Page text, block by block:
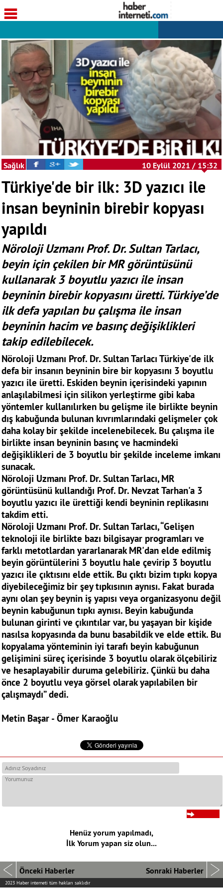
Sağlık 10 Eylül 2021 / 15:32
Türkiye'de bir ilk: 3D yazıcı ile
insan beyninin birebir kopyası
yapıldı
Nöroloji Uzmanı Prof. Dr. Sultan Tarlacı,
beyin için çekilen bir MR görüntüsünü
kullanarak 3 boyutlu yazıcı ile insan
beyninin birebir kopyasını üretti. Türkiye’de
ilk defa yapılan bu çalışma ile insan
beyninin hacim ve basınç değişiklikleri
takip edilebilecek.
Nöroloji Uzmanı Prof. Dr. Sultan Tarlacı Türkiye'de ilk
defa bir insanın beyninin bire bir kopyasını 3 boyutlu
yazıcı ile üretti. Eskiden beynin içerisindeki yapının
anlaşılabilmesi için silikon yerleştirme gibi kaba
yöntemler kullanılırken bu gelişme ile birlikte beynin
dış kabuğunda bulunan kıvrımlarındaki gelişmeler çok
daha kolay bir şekilde incelenebilecek. Bu çalışma ile
birlikte insan beyninin basınç ve hacmindeki
değişiklikleri de 3 boyutlu bir şekilde inceleme imkanı
sunacak.
Nöroloji Uzmanı Prof. Dr. Sultan Tarlacı, MR
görüntüsünü kullandığı Prof. Dr. Nevzat Tarhan'a 3
boyutlu yazıcı ile ürettiği kendi beyninin replikasını
takdim etti.
Nöroloji Uzmanı Prof. Dr. Sultan Tarlacı, “Gelişen
teknoloji ile birlikte bazı bilgisayar programları ve
farklı metotlardan yararlanarak MR'dan elde edilmiş
beyin görüntülerini 3 boyutlu hale çevirip 3 boyutlu
yazıcı ile çıktısını elde ettik. Bu çıktı bizim tıpkı kopya
diyebileceğimiz bir şey tıpkısının aynısı. Fakat burada
aynı olan şey beynin iş yapısı veya organizasyonu değil
beynin kabuğunun tıpkı aynısı. Beyin kabuğunda
bulunan girinti ve çıkıntılar var, bu yaşayan bir kişide
nasılsa kopyasında da bunu basabildik ve elde ettik. Bu
kopyalama yönteminin iyi tarafı beyin kabuğunun
gelişimini süreç içerisinde 3 boyutlu olarak ölçebiliriz
ve hesaplayabilir duruma gelebiliriz. Çünkü bu daha
önce 2 boyutlu veya görsel olarak yapılabilen bir
çalışmaydı” dedi.
Metin Başar - Ömer Karaoğlu
Henüz yorum yapılmadı,
İlk Yorum yapan siz olun...
Önceki Haberler Sonraki Haberler
2023 Haber interneti tüm hakları saklıdır